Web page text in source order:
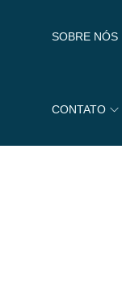
SOBRE NÓS
CONTATO